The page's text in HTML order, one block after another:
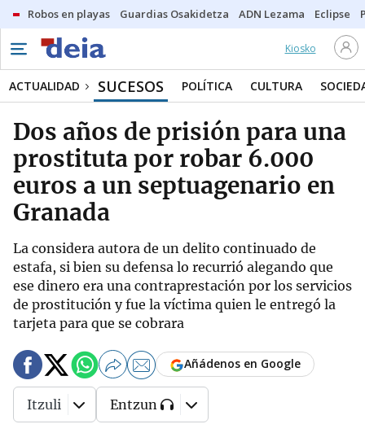
Robos en playas Guardias Osakidetza ADN Lezama Eclipse
Kiosko
ACTUALIDAD SUCESOS POLÍTICA CULTURA
Dos años de prisión para una
prostituta por robar 6.000
euros a un septuagenario en
Granada
La considera autora de un delito continuado de
estafa, si bien su defensa lo recurrió alegando que
ese dinero era una contraprestación por los servicios
de prostitución y fue la víctima quien le entregó la
tarjeta para que se cobrara
Añádenos en Google
Itzuli Entzun